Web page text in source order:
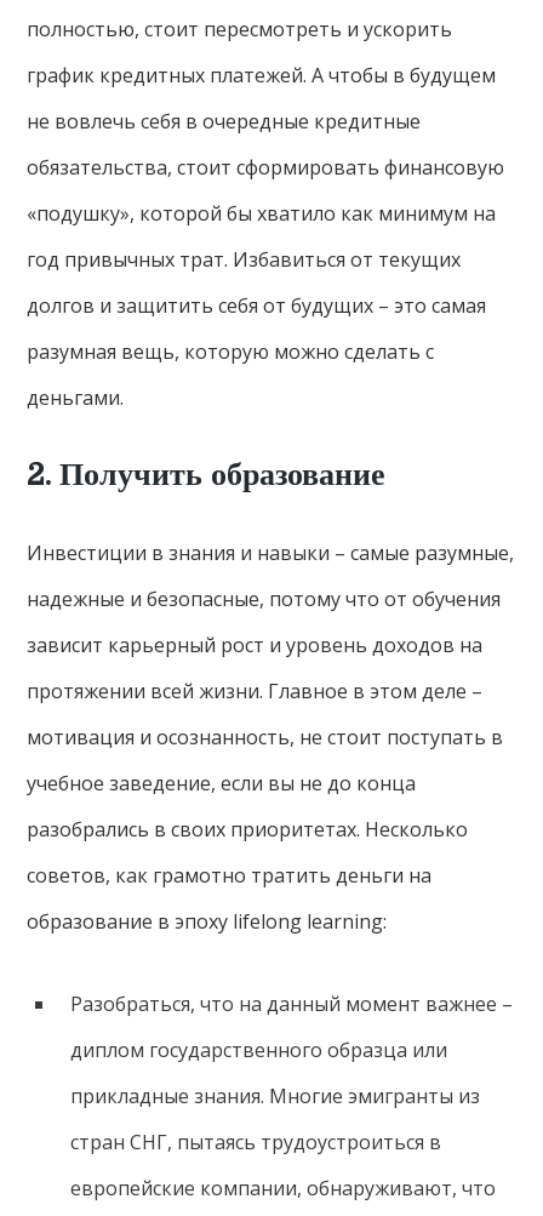
полностью, стоит пересмотреть и ускорить
график кредитных платежей. А чтобы в будущем
не вовлечь себя в очередные кредитные
обязательства, стоит сформировать финансовую
«подушку», которой бы хватило как минимум на
год привычных трат. Избавиться от текущих
долгов и защитить себя от будущих – это самая
разумная вещь, которую можно сделать с
деньгами.
2. Получить образование
Инвестиции в знания и навыки – самые разумные,
надежные и безопасные, потому что от обучения
зависит карьерный рост и уровень доходов на
протяжении всей жизни. Главное в этом деле –
мотивация и осознанность, не стоит поступать в
учебное заведение, если вы не до конца
разобрались в своих приоритетах. Несколько
советов, как грамотно тратить деньги на
образование в эпоху lifelong learning:
Разобраться, что на данный момент важнее –
диплом государственного образца или
прикладные знания. Многие эмигранты из
стран СНГ, пытаясь трудоустроиться в
европейские компании, обнаруживают, что